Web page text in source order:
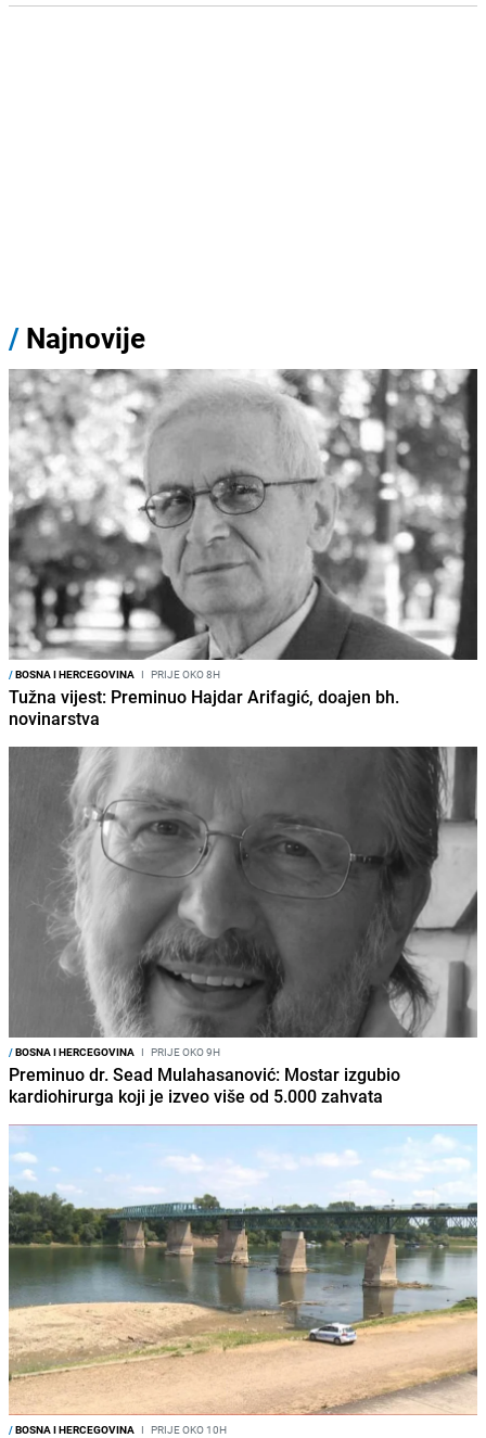
/ Najnovije
/BOSNA I HERCEGOVINA I PRIJE OKO 8H
Tužna vijest: Preminuo Hajdar Arifagić, doajen bh.
novinarstva
/BOSNA I HERCEGOVINA I PRIJE OKO 9H
Preminuo dr. Sead Mulahasanović: Mostar izgubio
kardiohirurga koji je izveo više od 5.000 zahvata
/BOSNA I HERCEGOVINA I PRIJE OKO 10H